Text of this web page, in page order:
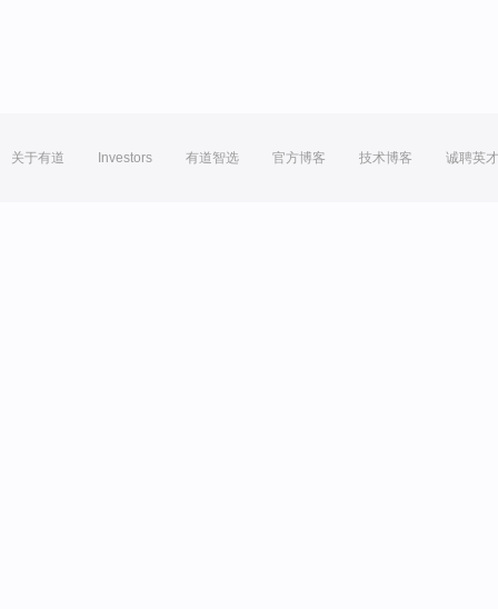
关于有道 Investors 有道智选 官方博客 技术博客 诚聘英才